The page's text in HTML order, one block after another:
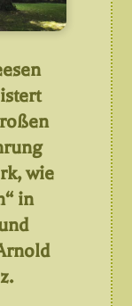
wie
in